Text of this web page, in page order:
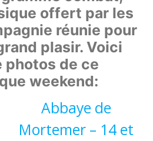
offert par les
réunie pour
plasir. Voici
photos de ce
weekend:
Abbaye de
Mortemer – 14 et